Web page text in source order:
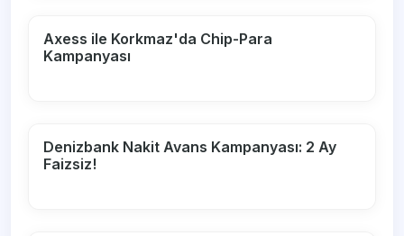
Axess ile Korkmaz'da Chip-Para
Kampanyası
Denizbank Nakit Avans Kampanyası: 2 Ay
Faizsiz!